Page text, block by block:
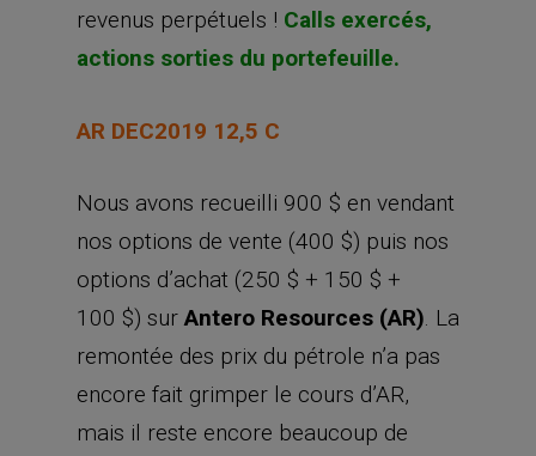
revenus perpétuels ! Calls exercés,
actions sorties du portefeuille.
AR DEC2019 12,5 C
Nous avons recueilli 900 $ en vendant
nos options de vente (400 $) puis nos
options d’achat (250 $ + 150 $ +
100 $) surAntero Resources (AR). La
remontée des prix du pétrole n’a pas
encore fait grimper le cours d’AR,
mais il reste encore beaucoup de